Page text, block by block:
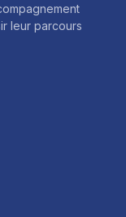
leur parcours